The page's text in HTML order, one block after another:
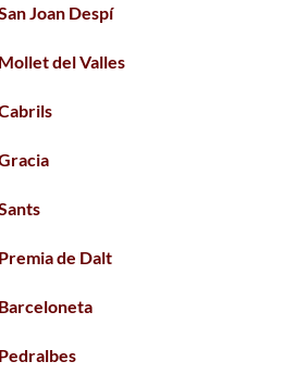
Joan Despí
del Valles
de Dalt